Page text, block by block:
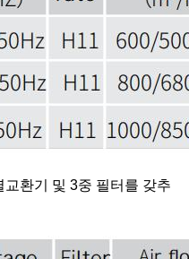
환기 및 3중 필터를 갖추